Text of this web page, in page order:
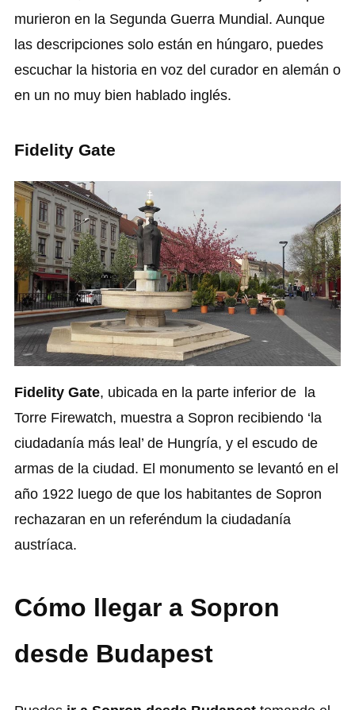
murieron en la Segunda Guerra Mundial. Aunque
las descripciones solo están en húngaro, puedes
escuchar la historia en voz del curador en alemán o
en un no muy bien hablado inglés.
Fidelity Gate
Fidelity Gate, ubicada en la parte inferior de la
Torre Firewatch, muestra a Sopron recibiendo ‘la
ciudadanía más leal’ de Hungría, y el escudo de
armas de la ciudad. El monumento se levantó en el
año 1922 luego de que los habitantes de Sopron
rechazaran en un referéndum la ciudadanía
austríaca.
Cómo llegar a Sopron
desde Budapest